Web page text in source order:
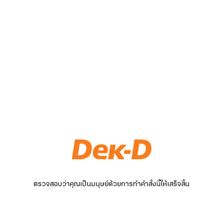
ตรวจสอบว่าคุณเป็นมนุษย์ด้วยการทำคำสั่งนี้ให้เสร็จสิ้น